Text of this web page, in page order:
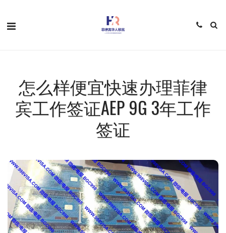
怎么样便宜快速办理菲律
宾工作签证AEP 9G 3年工作
签证